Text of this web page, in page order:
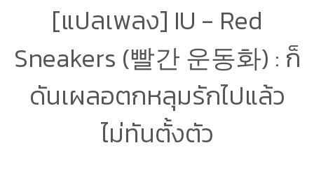
[แปลเพลง] IU - Red
Sneakers (빨간 운동화) : ก็
ดันเผลอตกหลุมรักไปแล้ว
ไม่ทันตั้งตัว